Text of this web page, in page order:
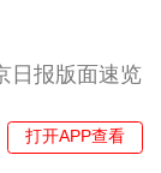
日报版面速览
打开APP查看